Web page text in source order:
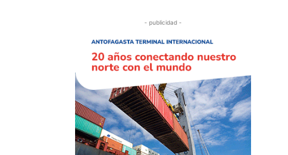
- publicidad -